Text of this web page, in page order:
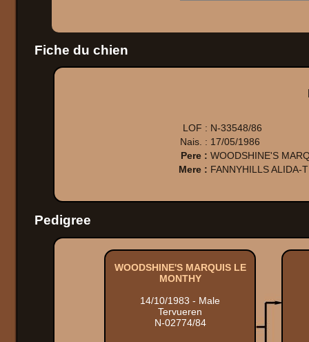
Fiche du chien
LOF : N-33548/86
Nais. : 17/05/1986
Pere : WOODSHINE'S
Mere : FANNYHILLS ALIDA-
Pedigree
WOODSHINE'S MARQUIS LE
MONTHY
14/10/1983 - Male
Tervueren
N-02774/84